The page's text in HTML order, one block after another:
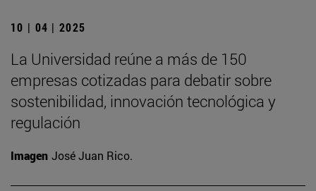
10 | 04 | 2025
La Universidad reúne a más de 150
empresas cotizadas para debatir sobre
sostenibilidad, innovación tecnológica y
regulación
Imagen José Juan Rico.